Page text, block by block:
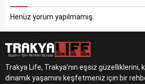
Henüz yorum yapılmamış.
Trakya Life, Trakya’nın eşsiz güzelliklerini,
dinamik yaşamını keşfetmeniz için bir